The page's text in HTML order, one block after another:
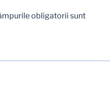
obligatorii sunt